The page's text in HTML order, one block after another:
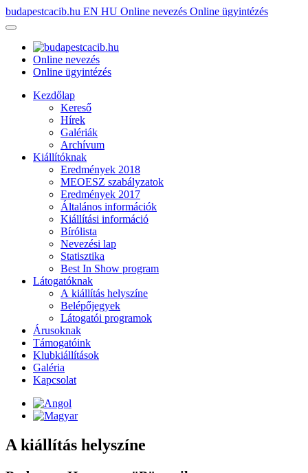
budapestcacib.hu EN HU Online nevezés Online ügyintézés
Online nevezés
Online ügyintézés
Kezdőlap
Kereső
Hírek
Galériák
Archívum
Kiállítóknak
Eredmények 2018
MEOESZ szabályzatok
Eredmények 2017
Általános információk
Kiállítási információ
Bírólista
Nevezési lap
Statisztika
Best In Show program
Látogatóknak
A kiállítás helyszíne
Belépőjegyek
Látogatói programok
Árusoknak
Támogatóink
Klubkiállítások
Galéria
Kapcsolat
A kiállítás helyszíne